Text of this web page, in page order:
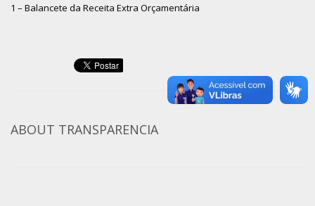
1 – Balancete da Receita Extra Orçamentária
ABOUT TRANSPARENCIA